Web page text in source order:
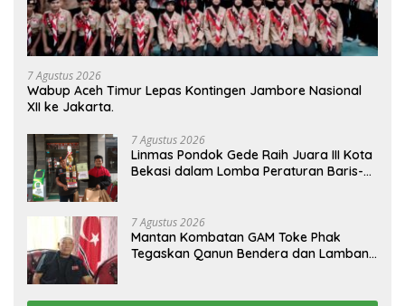
7 Agustus 2026
Wabup Aceh Timur Lepas Kontingen Jambore Nasional
XII ke Jakarta.
7 Agustus 2026
Linmas Pondok Gede Raih Juara III Kota
Bekasi dalam Lomba Peraturan Baris-
7 Agustus 2026
Mantan Kombatan GAM Toke Phak
Tegaskan Qanun Bendera dan Lambang